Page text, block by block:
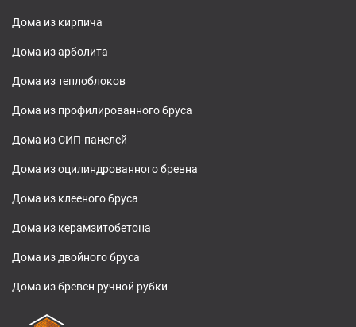
Дома из кирпича
Дома из арболита
Дома из теплоблоков
Дома из профилированного бруса
Дома из СИП-панелей
Дома из оцилиндрованного бревна
Дома из клееного бруса
Дома из керамзитобетона
Дома из двойного бруса
Дома из бревен ручной рубки